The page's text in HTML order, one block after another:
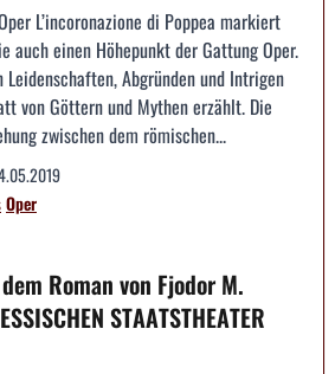
L’incoronazione di Poppea markiert
auch einen Höhepunkt der Gattung Oper.
Abgründen und Intrigen
von Göttern und Mythen erzählt. Die
zwischen dem römischen...
Oper
Roman von Fjodor M.
STAATSTHEATER